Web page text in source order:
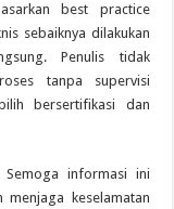
best practice
sebaiknya dilakukan
Penulis tidak
tanpa supervisi
bersertifikasi dan
informasi ini
keselamatan